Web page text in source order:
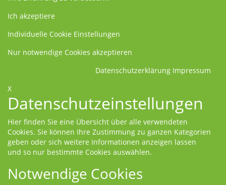
Ich akzeptiere
Individuelle Cookie Einstellungen
Nur notwendige Cookies akzeptieren
Datenschutzerklärung Impressum
X
Datenschutzeinstellungen
Hier finden Sie eine Übersicht über alle verwendeten
Cookies. Sie können Ihre Zustimmung zu ganzen Kategorien
geben oder sich weitere Informationen anzeigen lassen
und so nur bestimmte Cookies auswählen.
Notwendige Cookies